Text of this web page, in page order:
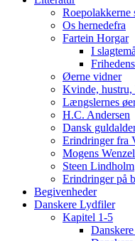
Roepolakkerne
Os hernedefra
Fartein Horgar
I
Øerne vidner
Kvinde, hustru,
Længslernes
H.C. Andersen
Dansk
Erindringer fra
Mogens
Steen Lindholm
Erindringer på
Begivenheder
Danskere Lydfiler
Kapitel 1-5